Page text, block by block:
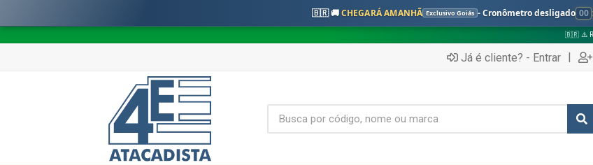
🇧🇷 🚚CHEGARÁ AMANHÃ Exclusivo Goiás - Cronômetro desligado 00 :
🇧🇷 ⚠️ Regras válidas
Já é cliente? - Entrar |